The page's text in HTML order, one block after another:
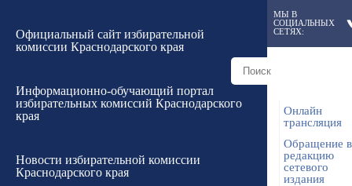
Официальный сайт избирательной
комиссии Краснодарского края
Информационно-обучающий портал
избирательных комиссий Краснодарского
края
Новости избирательной комиссии
Краснодарского края
МЫ В
СОЦИАЛЬНЫХ
СЕТЯХ:
Онлайн
трансляция
Обращение в
редакцию
сетевого
издания